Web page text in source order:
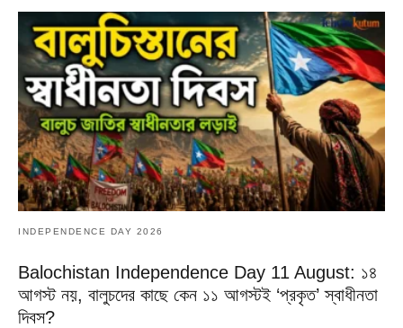
INDEPENDENCE DAY 2026
Balochistan Independence Day 11 August: ১৪
আগস্ট নয়, বালুচদের কাছে কেন ১১ আগস্টই ‘প্রকৃত’ স্বাধীনতা
দিবস?